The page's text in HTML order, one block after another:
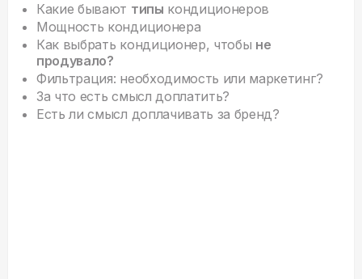
Какие бывают типы кондиционеров
Мощность кондиционера
Как выбрать кондиционер, чтобы не
продувало?
Фильтрация: необходимость или маркетинг?
За что есть смысл доплатить?
Есть ли смысл доплачивать за бренд?